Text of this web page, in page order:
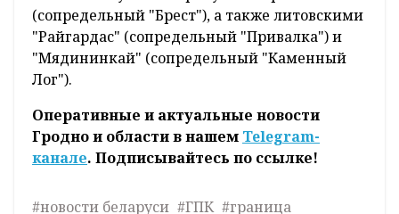
(сопредельный "Брест"), а также литовскими
"Райгардас" (сопредельный "Привалка") и
"Мядининкай" (сопредельный "Каменный
Лог").
Оперативные и актуальные новости
Гродно и области в нашем Telegram-
канале. Подписывайтесь по ссылке!
#новости беларуси #ГПК #граница